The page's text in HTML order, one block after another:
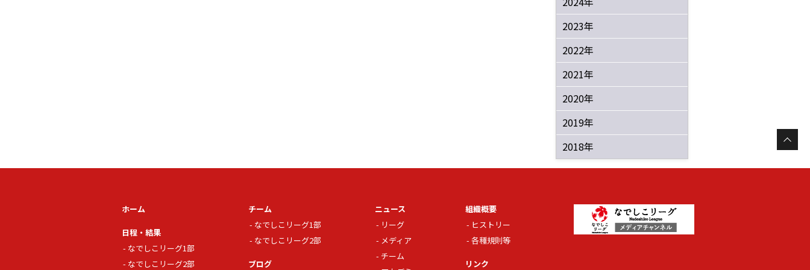
2023年
2022年
2021年
2020年
2019年
2018年
ホーム
日程・結果
なでしこリーグ1部
なでしこリーグ2部
チーム
なでしこリーグ1部
なでしこリーグ2部
ブログ
ニュース
リーグ
メディア
チーム
組織概要
ヒストリー
各種規則等
リンク